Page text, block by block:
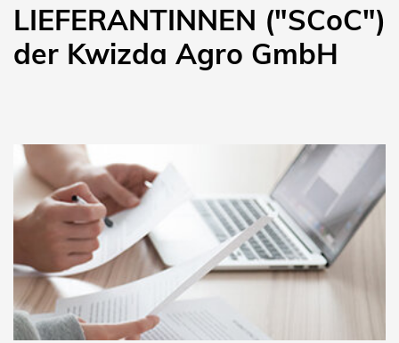
LIEFERANTINNEN ("SCoC")
der Kwizda Agro GmbH